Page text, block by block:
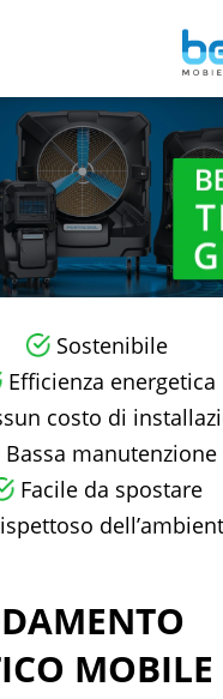
Sostenibile
Efficienza energetica
costo di
Bassa manutenzione
Facile da spostare
MOBILE